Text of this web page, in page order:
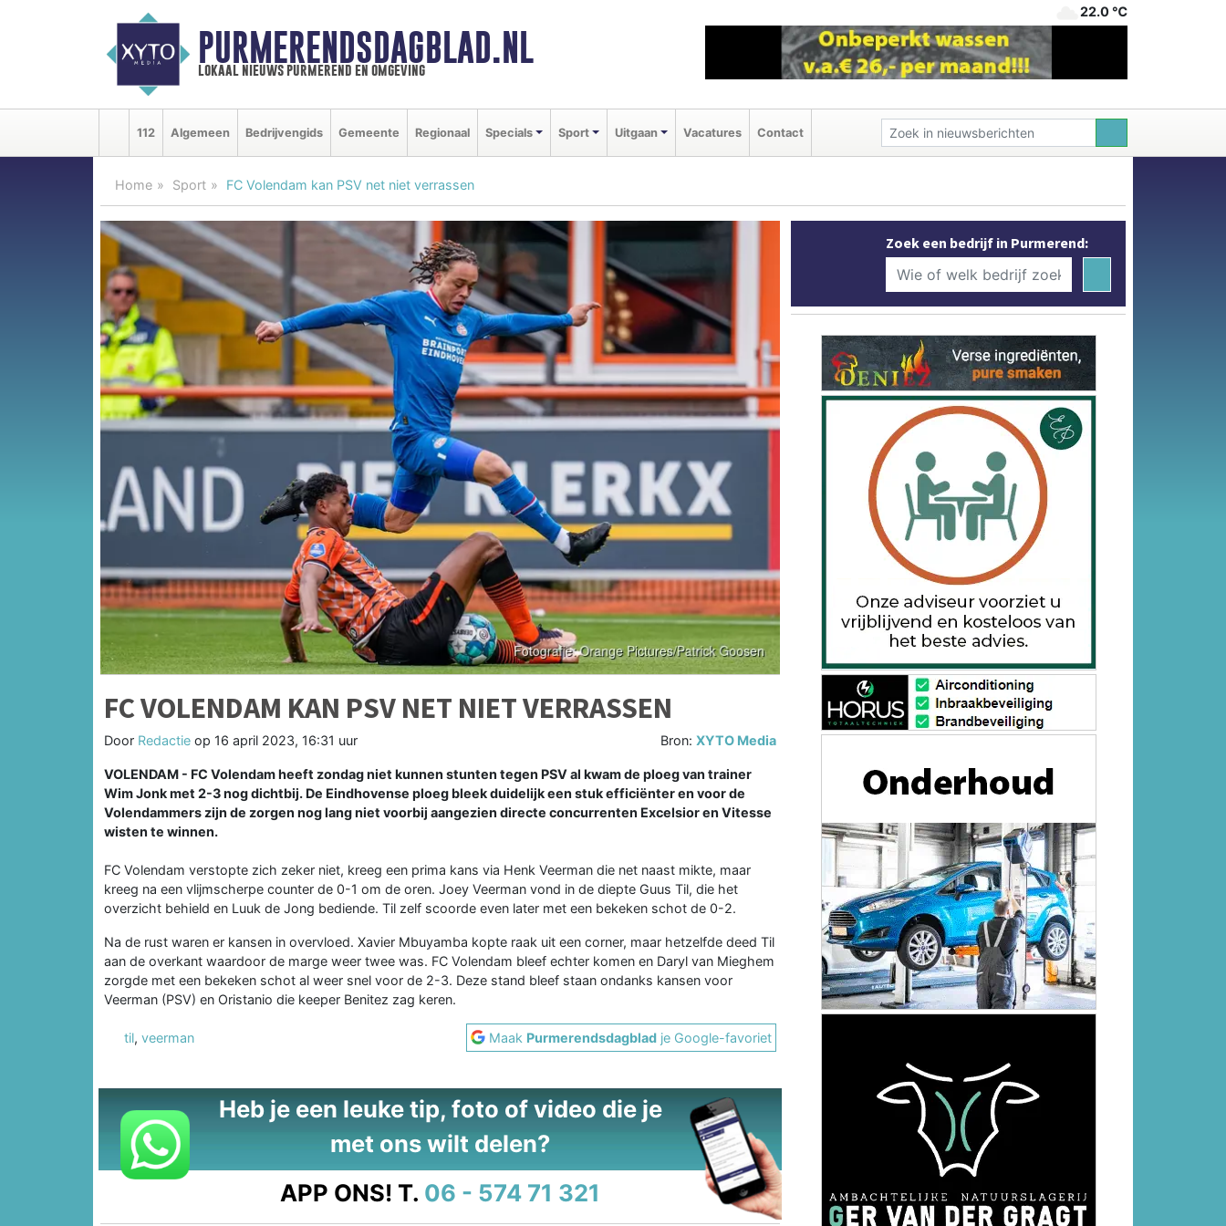
PURMERENDSDAGBLAD.NL
lokaal nieuws purmerend en omgeving
22.0 ℃
112 Algemeen Bedrijvengids Gemeente Regionaal Specials Sport Uitgaan Vacatures Contact
Home Sport FC Volendam kan PSV net niet verrassen
FC VOLENDAM KAN PSV NET NIET VERRASSEN
Door Redactie op 16 april 2023, 16:31 uur Bron:XYTO Media
VOLENDAM - FC Volendam heeft zondag niet kunnen stunten tegen PSV al kwam de ploeg van trainer
Wim Jonk met 2-3 nog dichtbij. De Eindhovense ploeg bleek duidelijk een stuk efficiënter en voor de
Volendammers zijn de zorgen nog lang niet voorbij aangezien directe concurrenten Excelsior en Vitesse
wisten te winnen.
FC Volendam verstopte zich zeker niet, kreeg een prima kans via Henk Veerman die net naast mikte, maar
kreeg na een vlijmscherpe counter de 0-1 om de oren. Joey Veerman vond in de diepte Guus Til, die het
overzicht behield en Luuk de Jong bediende. Til zelf scoorde even later met een bekeken schot de 0-2.
Na de rust waren er kansen in overvloed. Xavier Mbuyamba kopte raak uit een corner, maar hetzelfde deed Til
aan de overkant waardoor de marge weer twee was. FC Volendam bleef echter komen en Daryl van Mieghem
zorgde met een bekeken schot al weer snel voor de 2-3. Deze stand bleef staan ondanks kansen voor
Veerman (PSV) en Oristanio die keeper Benitez zag keren.
til, veerman Maak Purmerendsdagblad je Google-favoriet
Heb je een leuke tip, foto of video die je
met ons wilt delen?
APP ONS! T. 06 - 574 71 321
Zoek een bedrijf in Purmerend: